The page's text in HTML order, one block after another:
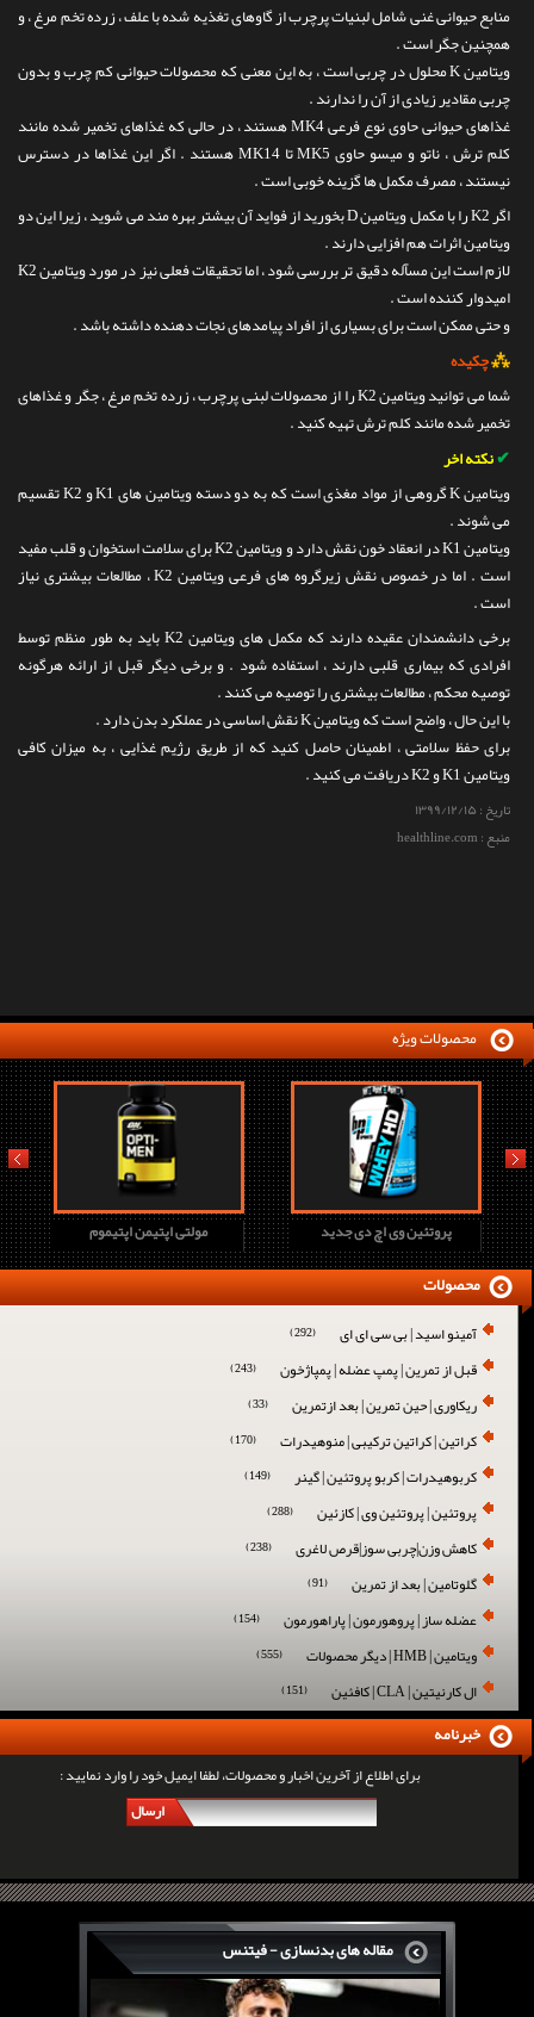
منابع حیوانی غنی شامل لبنیات پرچرب از گاوهای تغذیه شده با علف ، زرده تخم مرغ ، و
همچنین جگر است .
ویتامین K محلول در چربی است ، به این معنی که محصولات حیوانی کم چرب و بدون
چربی مقادیر زیادی از آن را ندارند .
غذاهای حیوانی حاوی نوع فرعی MK4 هستند ، در حالی که غذاهای تخمیر شده مانند
کلم ترش ، ناتو و میسو حاوی MK5 تا MK14 هستند . اگر این غذاها در دسترس
نیستند ، مصرف مکمل ها گزینه خوبی است .
اگر K2 را با مکمل ویتامین D بخورید از فواید آن بیشتر بهره مند می شوید ، زیرا این دو
ویتامین اثرات هم افزایی دارند .
لازم است این مسآله دقیق تر بررسی شود ، اما تحقیقات فعلی نیز در مورد ویتامین K2
امیدوار کننده است .
و حتی ممکن است برای بسیاری از افراد پیامدهای نجات دهنده داشته باشد .
⁂چکیده
شما می توانید ویتامین K2 را از محصولات لبنی پرچرب ، زرده تخم مرغ ، جگر و غذاهای
تخمیر شده مانند کلم ترش تهیه کنید .
✔نکته اخر
ویتامین K گروهی از مواد مغذی است که به دو دسته ویتامین های K1 و K2 تقسیم
می شوند .
ویتامین K1 در انعقاد خون نقش دارد و ویتامین K2 برای سلامت استخوان و قلب مفید
است . اما در خصوص نقش زیرگروه های فرعی ویتامین K2 ، مطالعات بیشتری نیاز
است .
برخی دانشمندان عقیده دارند که مکمل های ویتامین K2 باید به طور منظم توسط
افرادی که بیماری قلبی دارند ، استفاده شود . و برخی دیگر قبل از ارائه هرگونه
توصیه محكم ، مطالعات بیشتری را توصیه می کنند .
با این حال ، واضح است که ویتامین K نقش اساسی در عملکرد بدن دارد .
برای حفظ سلامتی ، اطمینان حاصل کنید که از طریق رژیم غذایی ، به میزان کافی
ویتامین K1 و K2 دریافت می کنید .
تاریخ :۱۳۹۹/۱۲/۱۵
منبع : healthline.com
محصولات ویژه
مولتی اپتیمن اپتیموم پروتئین وی اچ دی جدید
prev next
آمینو اسید | بی سی ای ای (292)
قبل از تمرین | پمپ عضله | پمپاژخون (243)
ریکاوری | حین تمرین | بعد ازتمرین (33)
کراتین | کراتین ترکیبی | منوهیدرات (170)
کربوهیدرات | کربو پروتئین | گینر (149)
پروتئین | پروتئین وی | کازئین (288)
کاهش وزن|چربی سوز|قرص لاغری (238)
گلوتامین | بعد از تمرین (91)
عضله ساز | پروهورمون | پاراهورمون (154)
ویتامین | HMB | دیگر محصولات (555)
ال کارنیتین | CLA | کافئین (151)
محصولات
برای اطلاع از آخرین اخبار و محصولات، لطفا ایمیل خود را وارد نمایید :
ارسال
خبرنامه
مقاله های بدنسازی - فیتنس